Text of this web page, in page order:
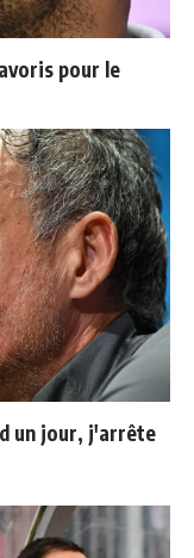
pour le
un jour, j'arrête